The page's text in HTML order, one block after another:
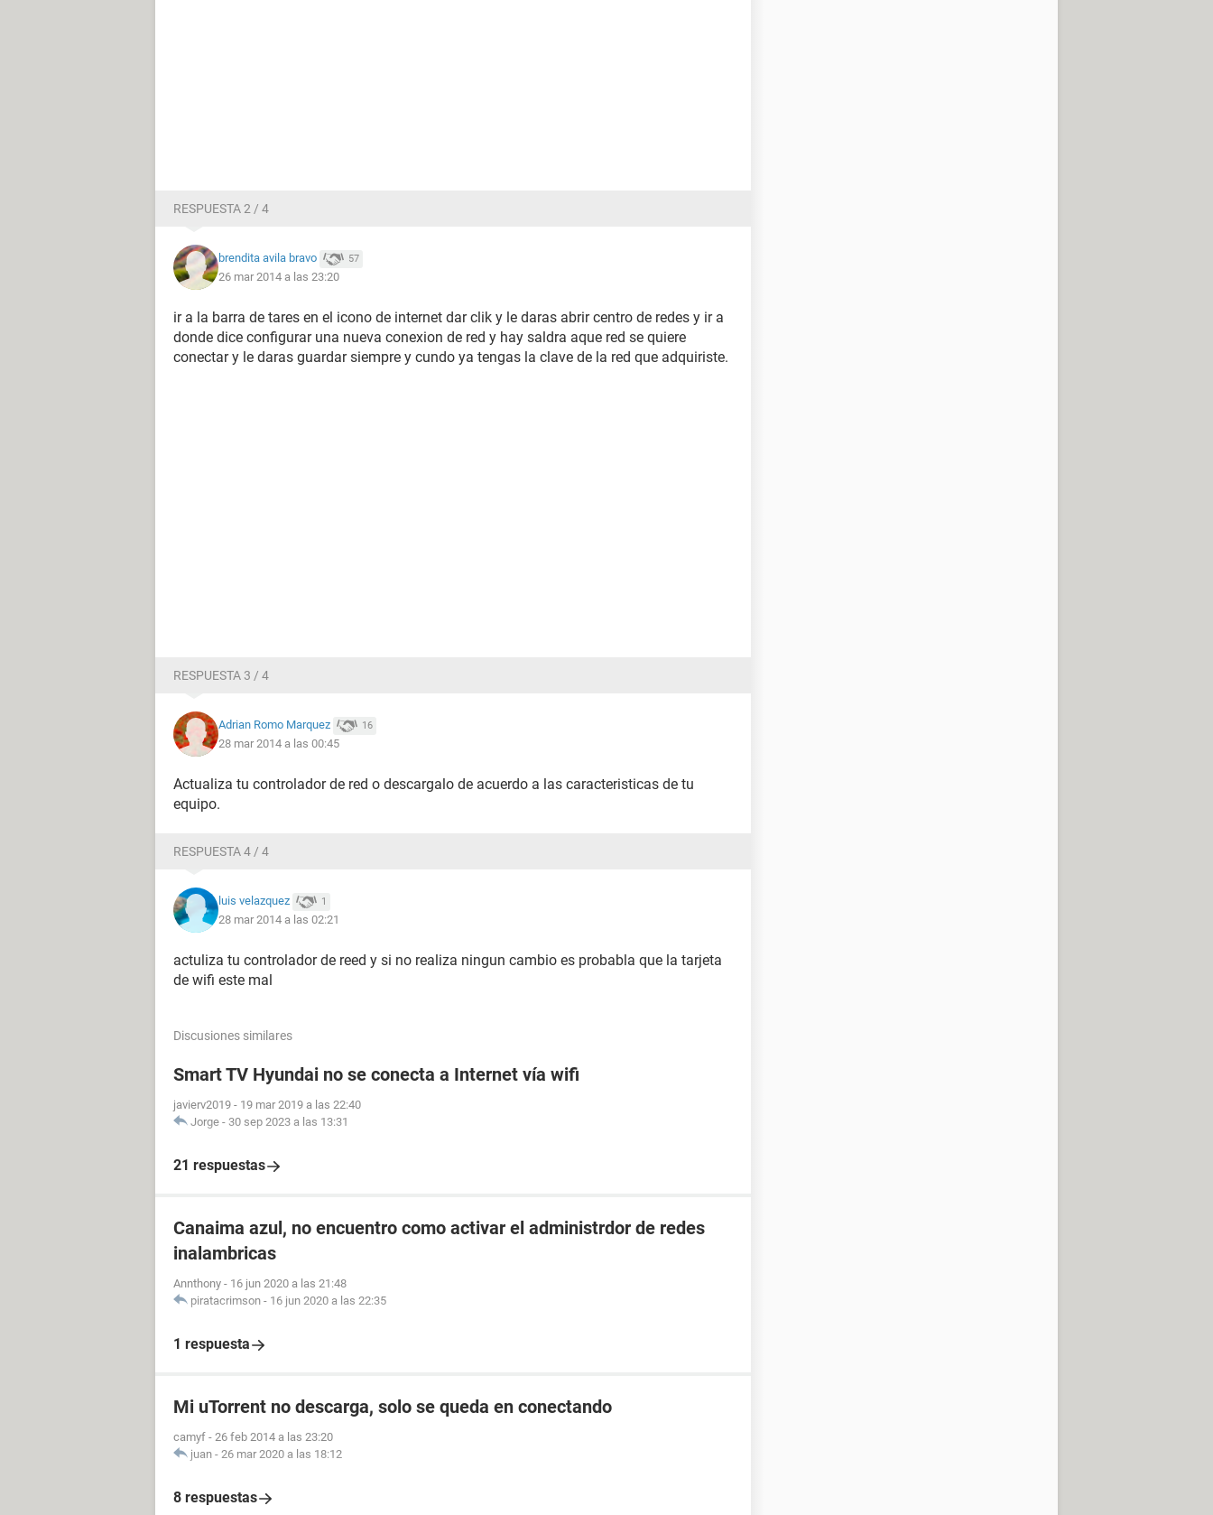
RESPUESTA 2 / 4
brendita avila bravo 57
26 mar 2014 a las 23:20
ir a la barra de tares en el icono de internet dar clik y le daras abrir centro de redes y ir a
donde dice configurar una nueva conexion de red y hay saldra aque red se quiere
conectar y le daras guardar siempre y cundo ya tengas la clave de la red que adquiriste.
RESPUESTA 3 / 4
Adrian Romo Marquez 16
28 mar 2014 a las 00:45
Actualiza tu controlador de red o descargalo de acuerdo a las caracteristicas de tu
equipo.
RESPUESTA 4 / 4
luis velazquez 1
28 mar 2014 a las 02:21
actuliza tu controlador de reed y si no realiza ningun cambio es probabla que la tarjeta
de wifi este mal
Discusiones similares
Smart TV Hyundai no se conecta a Internet vía wifi
javierv2019 - 19 mar 2019 a las 22:40
Jorge - 30 sep 2023 a las 13:31
21 respuestas
Canaima azul, no encuentro como activar el administrdor de redes
inalambricas
Annthony - 16 jun 2020 a las 21:48
piratacrimson - 16 jun 2020 a las 22:35
1 respuesta
Mi uTorrent no descarga, solo se queda en conectando
camyf - 26 feb 2014 a las 23:20
juan - 26 mar 2020 a las 18:12
8 respuestas